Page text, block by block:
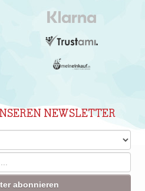
NEWSLETTER
abonnieren